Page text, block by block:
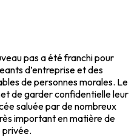
pas a été franchi pour
d’entreprise et des
de personnes morales. Le
de garder confidentielle leur
saluée par de nombreux
important en matière de
privée.